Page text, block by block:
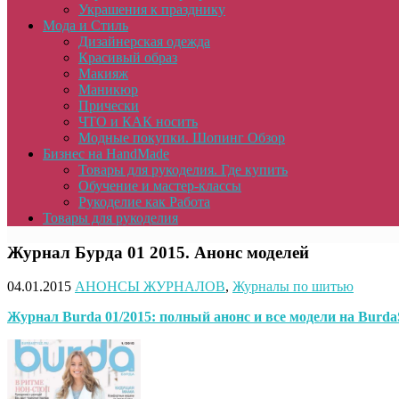
Украшения к празднику
Мода и Стиль
Дизайнерская одежда
Красивый образ
Макияж
Маникюр
Прически
ЧТО и КАК носить
Модные покупки. Шопинг Обзор
Бизнес на HandMade
Товары для рукоделия. Где купить
Обучение и мастер-классы
Рукоделие как Работа
Товары для рукоделия
Журнал Бурда 01 2015. Анонс моделей
04.01.2015 АНОНСЫ ЖУРНАЛОВ, Журналы по шитью
Журнал Burda 01/2015: полный анонс и все модели на